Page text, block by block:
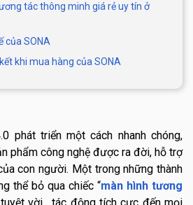
tác thông minh giá rẻ uy tín ở
của SONA
khi mua hàng của SONA
phát triển một cách nhanh chóng,
phẩm công nghệ được ra đời, hỗ trợ
con người. Một trong những thành
thể bỏ qua chiếc “màn hình tương